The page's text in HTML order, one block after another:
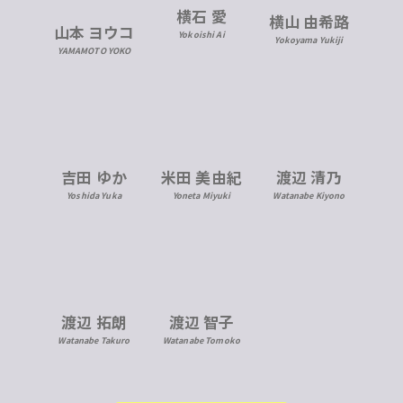
山本 ヨウコ
YAMAMOTO YOKO
横石 愛
Yokoishi Ai 横山 由希路
Yokoyama Yukiji
吉田 ゆか
Yoshida Yuka
米田 美由紀
Yoneta Miyuki
渡辺 清乃
Watanabe Kiyono
渡辺 拓朗
Watanabe Takuro
渡辺 智子
Watanabe Tomoko